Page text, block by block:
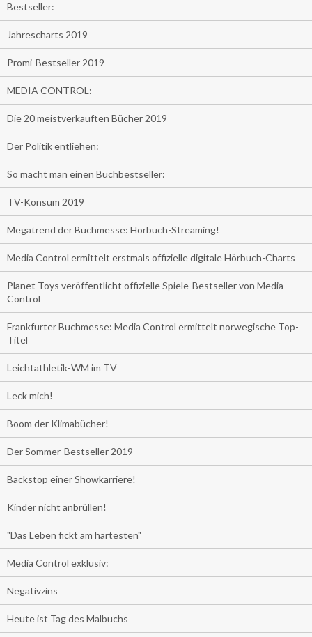
Bestseller:
Jahrescharts 2019
Promi-Bestseller 2019
MEDIA CONTROL:
Die 20 meistverkauften Bücher 2019
Der Politik entliehen:
So macht man einen Buchbestseller:
TV-Konsum 2019
Megatrend der Buchmesse: Hörbuch-Streaming!
Media Control ermittelt erstmals offizielle digitale Hörbuch-Charts
Planet Toys veröffentlicht offizielle Spiele-Bestseller von Media
Control
Frankfurter Buchmesse: Media Control ermittelt norwegische Top-
Titel
Leichtathletik-WM im TV
Leck mich!
Boom der Klimabücher!
Der Sommer-Bestseller 2019
Backstop einer Showkarriere!
Kinder nicht anbrüllen!
"Das Leben fickt am härtesten"
Media Control exklusiv:
Negativzins
Heute ist Tag des Malbuchs